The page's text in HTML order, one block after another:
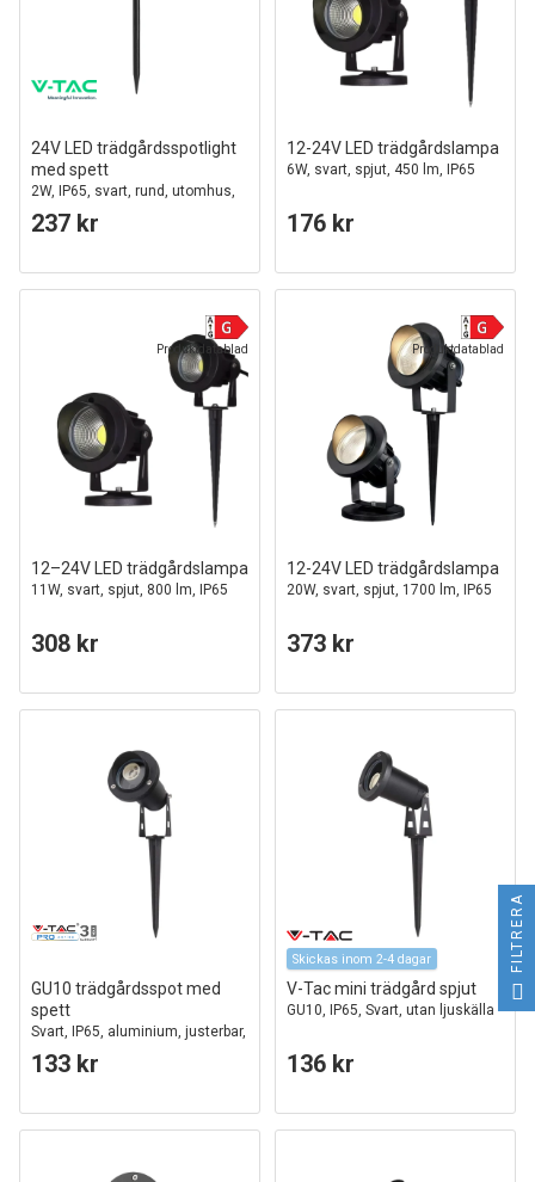
24V LED trädgårdsspotlight
med spett
2W, IP65, svart, rund, utomhus,
aluminium
237 kr
12-24V LED trädgårdslampa
6W, svart, spjut, 450 lm, IP65
176 kr
Produktdatablad
12–24V LED trädgårdslampa
11W, svart, spjut, 800 lm, IP65
308 kr
Produktdatablad
12-24V LED trädgårdslampa
20W, svart, spjut, 1700 lm, IP65
373 kr
GU10 trädgårdsspot med
spett
Svart, IP65, aluminium, justerbar,
exkl. ljuskälla
133 kr
Skickas inom 2-4 dagar
V-Tac mini trädgård spjut
GU10, IP65, Svart, utan ljuskälla
136 kr
FILTRERA